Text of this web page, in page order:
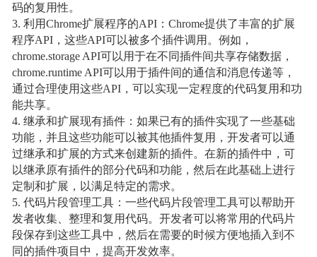
码的复用性。
3. 利用Chrome扩展程序的API：Chrome提供了丰富的扩展
程序API，这些API可以被多个插件调用。例如，
chrome.storage API可以用于在不同插件间共享存储数据，
chrome.runtime API可以用于插件间的通信和消息传递等，
通过合理使用这些API，可以实现一定程度的代码复用和功
能共享。
4. 继承和扩展现有插件：如果已有的插件实现了一些基础
功能，并且这些功能可以被其他插件复用，开发者可以通
过继承和扩展的方式来创建新的插件。在新的插件中，可
以继承原有插件的部分代码和功能，然后在此基础上进行
定制和扩展，以满足特定的需求。
5. 代码片段管理工具：一些代码片段管理工具可以帮助开
发者收集、整理和复用代码。开发者可以将常用的代码片
段保存到这些工具中，然后在需要的时候方便地插入到不
同的插件项目中，提高开发效率。